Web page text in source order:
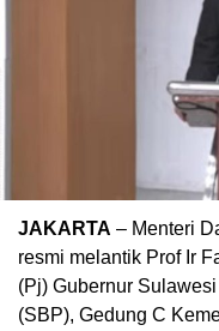
JAKARTA – Menteri
resmi melantik Prof Ir
(Pj) Gubernur
(SBP), Gedung C